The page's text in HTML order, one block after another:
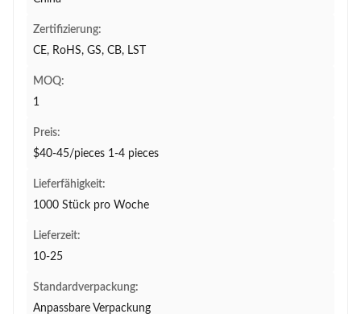
Zertifizierung:
CE, RoHS, GS, CB, LST
MOQ:
1
Preis:
$40-45/pieces 1-4 pieces
Lieferfähigkeit:
1000 Stück pro Woche
Lieferzeit:
10-25
Standardverpackung:
Anpassbare Verpackung